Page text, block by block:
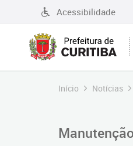
Acessibilidade
Início Notícias